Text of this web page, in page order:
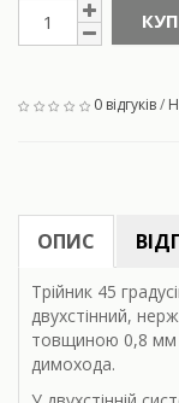
0 відгуків/
ОПИС
Трійник 45
двухстінний,
товщиною 0,8 мм
димохода.